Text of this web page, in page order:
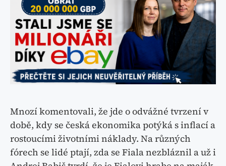
Mnozí komentovali, že jde o odvážné tvrzení v
době, kdy se česká ekonomika potýká s inflací a
rostoucími životními náklady. Na různých
fórech se lidé ptají, zda se Fiala nezbláznil a už i